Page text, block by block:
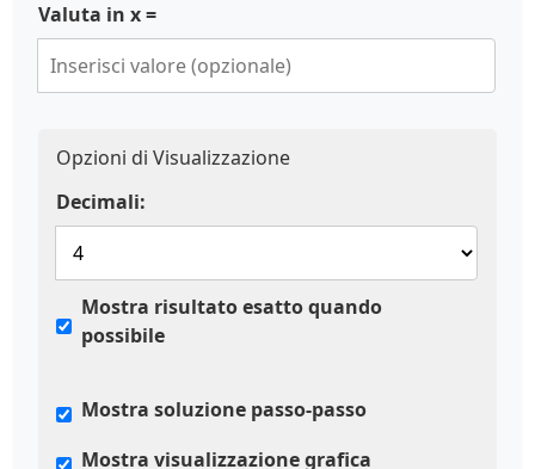
Valuta in x =
Opzioni di Visualizzazione
Decimali:
Mostra risultato esatto quando
possibile
Mostra soluzione passo-passo
Mostra visualizzazione grafica